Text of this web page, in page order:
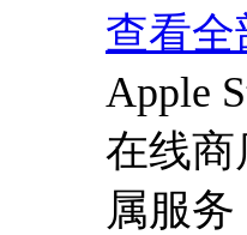
查看全
Apple
在线商
属服务